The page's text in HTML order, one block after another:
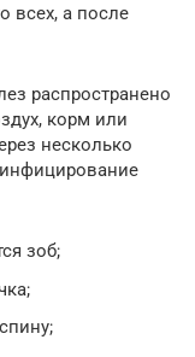
всех, а после
распространено
корм или
несколько
зоб;